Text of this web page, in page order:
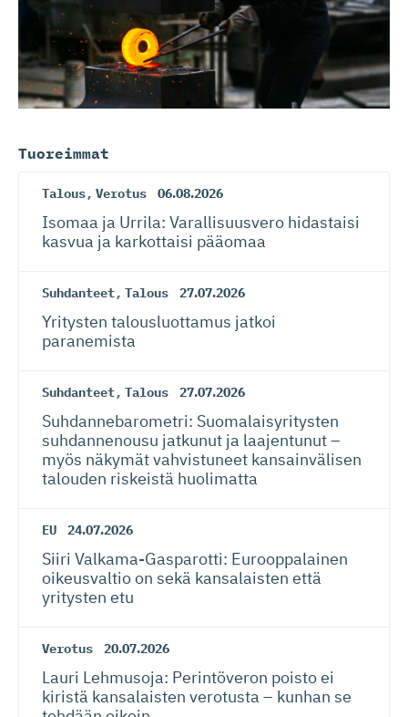
Tuoreimmat
Talous, Verotus 06.08.2026
Isomaa ja Urrila: Varallisuusvero hidastaisi
kasvua ja karkottaisi pääomaa
Suhdanteet, Talous 27.07.2026
Yritysten talousluottamus jatkoi
paranemista
Suhdanteet, Talous 27.07.2026
Suhdanneba­ro­metri: Suomalaisy­ri­tysten
suhdannenousu jatkunut ja laajentunut –
myös näkymät vahvistuneet kansainvälisen
talouden riskeistä huolimatta
EU 24.07.2026
Siiri Valkama-Gas­pa­rotti: Eurooppalainen
oikeusvaltio on sekä kansalaisten että
yritysten etu
Verotus 20.07.2026
Lauri Lehmusoja: Perintöveron poisto ei
kiristä kansalaisten verotusta – kunhan se